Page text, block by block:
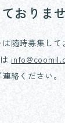
おりませ
随時募集して
連絡ください。